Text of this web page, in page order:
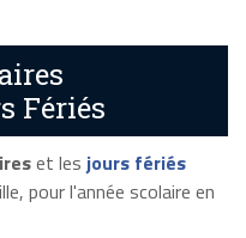
Fériés
et les jours fériés
pour l'année scolaire en